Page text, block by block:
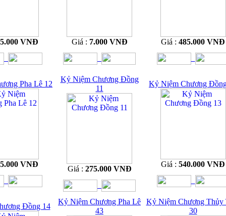
VNĐ Giá : 7.000 VNĐ Giá : 485.000 VNĐ
Pha Lê 12
VNĐ
Kỷ Niệm Chương Đồng
11
Giá : 275.000 VNĐ
Kỷ Niệm Chương
Giá : 540.000 VNĐ
Đồng 14
Kỷ Niệm Chương Pha Lê
43
Kỷ Niệm Chương Thủy
30